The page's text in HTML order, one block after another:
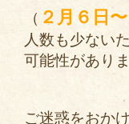
（ ２月６日
人数も少ない
可能性がありま
ご迷惑をおか